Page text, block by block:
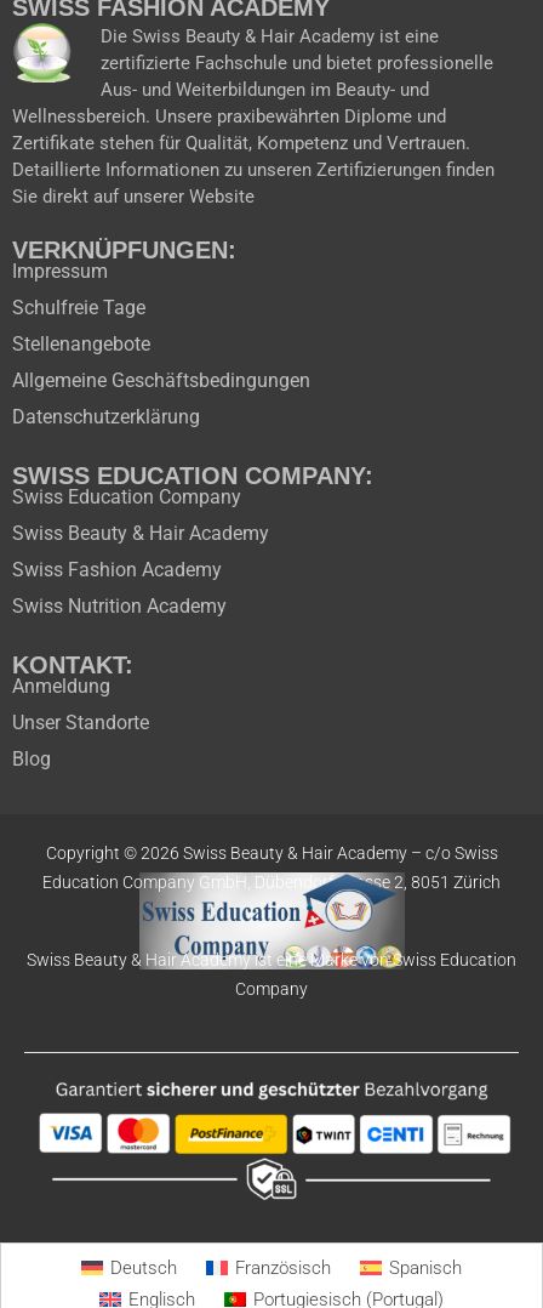
o
o
k
b
e
g
r
a
m
t
t
e
r
SWISS FASHION ACADEMY
Die Swiss Beauty & Hair Academy ist eine
zertifizierte Fachschule und bietet professionelle
Aus- und Weiterbildungen im Beauty- und
Wellnessbereich. Unsere praxibewährten Diplome und
Zertifikate stehen für Qualität, Kompetenz und Vertrauen.
Detaillierte Informationen zu unseren Zertifizierungen finden
Sie direkt auf unserer Website
VERKNÜPFUNGEN:
Impressum
Schulfreie Tage
Stellenangebote
Allgemeine Geschäftsbedingungen
Datenschutzerklärung
SWISS EDUCATION COMPANY:
Swiss Education Company
Swiss Beauty & Hair Academy
Swiss Fashion Academy
Swiss Nutrition Academy
KONTAKT:
Anmeldung
Unser Standorte
Blog
Copyright © 2026 Swiss Beauty & Hair Academy – c/o Swiss
Education Company GmbH, Dübendorfstrasse 2, 8051 Zürich
Swiss Beauty & Hair Academy ist eine Marke von Swiss Education
Company
Deutsch Französisch
Spanisch
Englisch
Portugiesisch (Portugal)